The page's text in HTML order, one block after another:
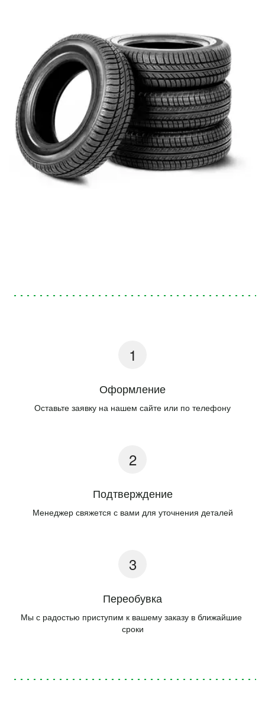
Оформление
Оставьте заявку на нашем сайте или по телефону
Подтверждение
Менеджер свяжется с вами для уточнения деталей
Переобувка
Мы с радостью приступим к вашему заказу в ближайшие
сроки